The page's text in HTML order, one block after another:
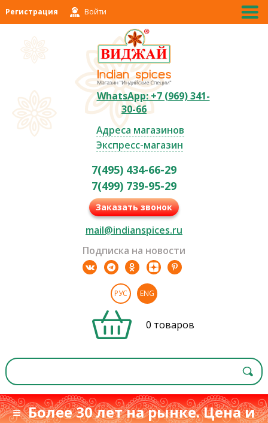
Регистрация Войти
WhatsApp: +7 (969) 341-
30-66
Адреса магазинов
Экспресс-магазин
7(495) 434-66-29
7(499) 739-95-29
Заказать звонок
mail@indianspices.ru
Подписка на новости
РУС ENG
0 товаров
≡ Более 30 лет на рынке. Цена и